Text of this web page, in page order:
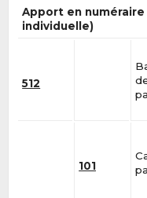
Apport en
individuelle)
512
101